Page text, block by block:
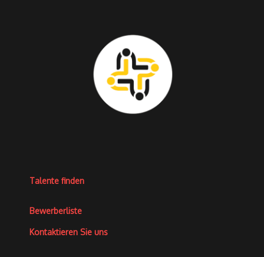
Talente finden
Bewerberliste
Kontaktieren Sie uns